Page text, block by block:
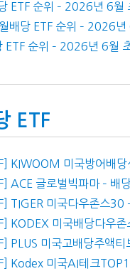
ETF 순위 – 2026년 6월
배당 ETF 순위 – 2026년
ETF 순위 – 2026년 6월
ETF
KIWOOM 미국방어배
ACE 글로벌빅파마 – 배
TIGER 미국다우존스30
KODEX 미국배당다우
PLUS 미국고배당주액티
Kodex 미국AI테크